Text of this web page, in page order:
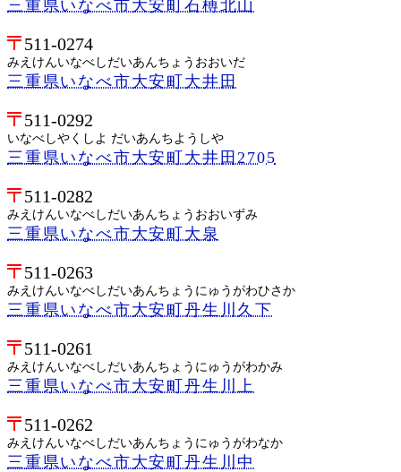
三重県いなべ市大安町石榑北山
511-0274
みえけんいなべしだいあんちょうおおいだ
三重県いなべ市大安町大井田
511-0292
いなべしやくしよ だいあんちようしや
三重県いなべ市大安町大井田2705
511-0282
みえけんいなべしだいあんちょうおおいずみ
三重県いなべ市大安町大泉
511-0263
みえけんいなべしだいあんちょうにゅうがわひさか
三重県いなべ市大安町丹生川久下
511-0261
みえけんいなべしだいあんちょうにゅうがわかみ
三重県いなべ市大安町丹生川上
511-0262
みえけんいなべしだいあんちょうにゅうがわなか
三重県いなべ市大安町丹生川中